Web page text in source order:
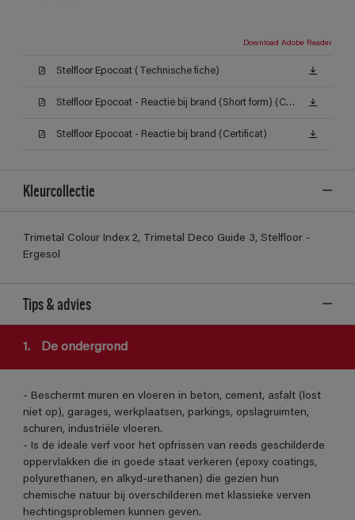
Download Adobe Reader
Stelfloor Epocoat (Technische fiche)
Stelfloor Epocoat - Reactie bij brand (Short form) (Certificat)
Stelfloor Epocoat - Reactie bij brand (Certificat)
Kleurcollectie
Trimetal Colour Index 2, Trimetal Deco Guide 3, Stelfloor -
Ergesol
Tips & advies
1. De ondergrond
- Beschermt muren en vloeren in beton, cement, asfalt (lost
niet op), garages, werkplaatsen, parkings, opslagruimten,
schuren, industriële vloeren.
- Is de ideale verf voor het opfrissen van reeds geschilderde
oppervlakken die in goede staat verkeren (epoxy coatings,
polyurethanen, en alkyd-urethanen) die gezien hun
chemische natuur bij overschilderen met klassieke verven
hechtingsproblemen kunnen geven.